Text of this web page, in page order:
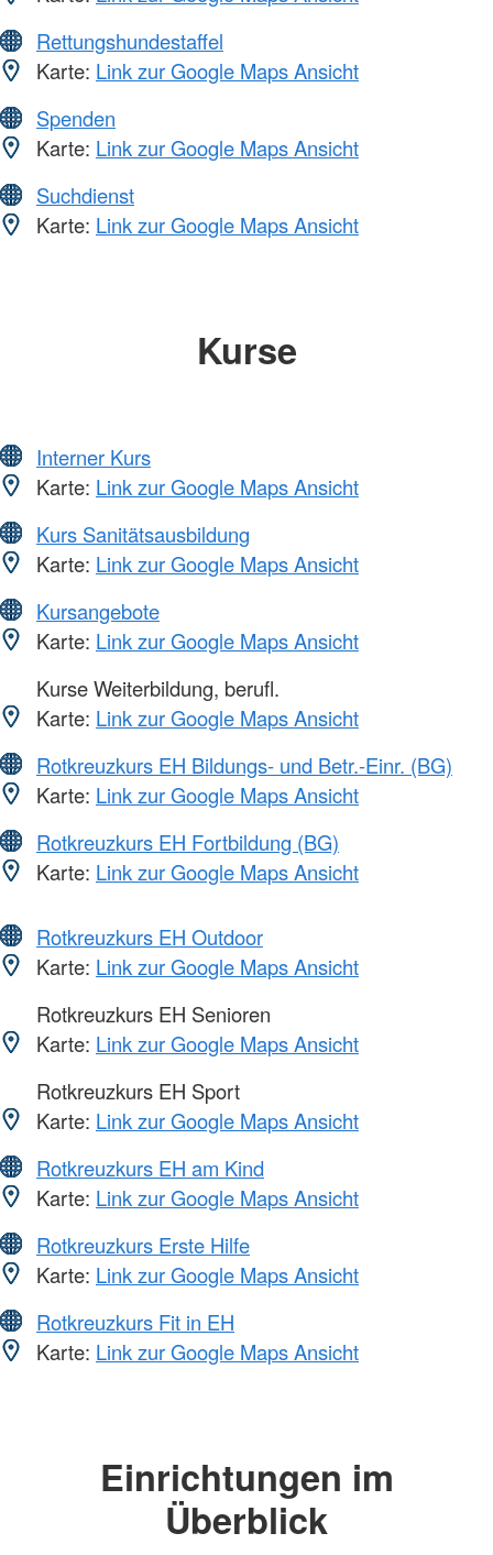
Rettungshundestaffel
Karte: Link zur Google Maps Ansicht
Spenden
Karte: Link zur Google Maps Ansicht
Suchdienst
Karte: Link zur Google Maps Ansicht
Kurse
Interner Kurs
Karte: Link zur Google Maps Ansicht
Kurs Sanitätsausbildung
Karte: Link zur Google Maps Ansicht
Kursangebote
Karte: Link zur Google Maps Ansicht
Kurse Weiterbildung, berufl.
Karte: Link zur Google Maps Ansicht
Rotkreuzkurs EH Bildungs- und Betr.-Einr. (BG)
Karte: Link zur Google Maps Ansicht
Rotkreuzkurs EH Fortbildung (BG)
Karte: Link zur Google Maps Ansicht
Rotkreuzkurs EH Outdoor
Karte: Link zur Google Maps Ansicht
Rotkreuzkurs EH Senioren
Karte: Link zur Google Maps Ansicht
Rotkreuzkurs EH Sport
Karte: Link zur Google Maps Ansicht
Rotkreuzkurs EH am Kind
Karte: Link zur Google Maps Ansicht
Rotkreuzkurs Erste Hilfe
Karte: Link zur Google Maps Ansicht
Rotkreuzkurs Fit in EH
Karte: Link zur Google Maps Ansicht
Einrichtungen im
Überblick